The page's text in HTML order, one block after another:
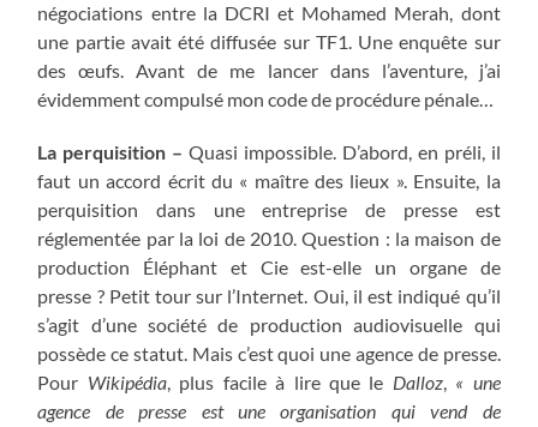
négociations entre la DCRI et Mohamed Merah, dont
une partie avait été diffusée sur TF1. Une enquête sur
des œufs. Avant de me lancer dans l’aventure, j’ai
évidemment compulsé mon code de procédure pénale…
La perquisition – Quasi impossible. D’abord, en préli, il
faut un accord écrit du « maître des lieux ». Ensuite, la
perquisition dans une entreprise de presse est
réglementée par la loi de 2010. Question : la maison de
production Éléphant et Cie est-elle un organe de
presse ? Petit tour sur l’Internet. Oui, il est indiqué qu’il
s’agit d’une société de production audiovisuelle qui
possède ce statut. Mais c’est quoi une agence de presse.
Pour Wikipédia, plus facile à lire que le Dalloz, « une
agence de presse est une organisation qui vend de